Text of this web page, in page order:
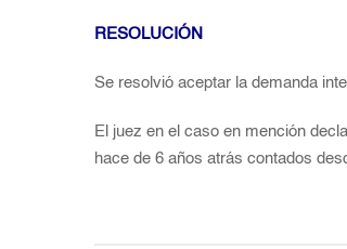
RESOLUCIÓN
Se resolvió aceptar la demanda
El juez en el caso en mención
hace de 6 años atrás contados